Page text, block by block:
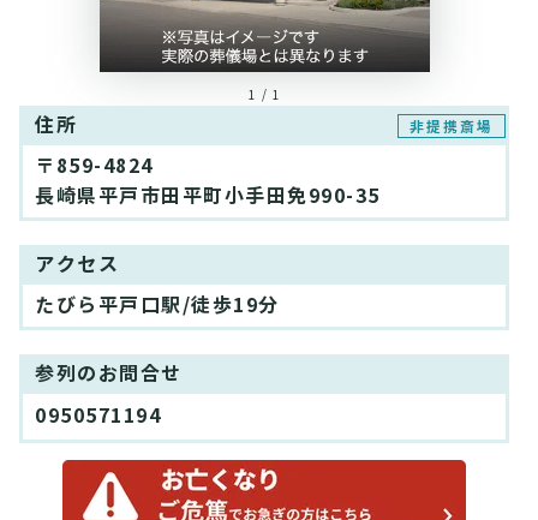
1 / 1
住所 非提携斎場
〒859-4824
長崎県平戸市田平町小手田免990-35
アクセス
たびら平戸口駅/徒歩19分
参列のお問合せ
0950571194